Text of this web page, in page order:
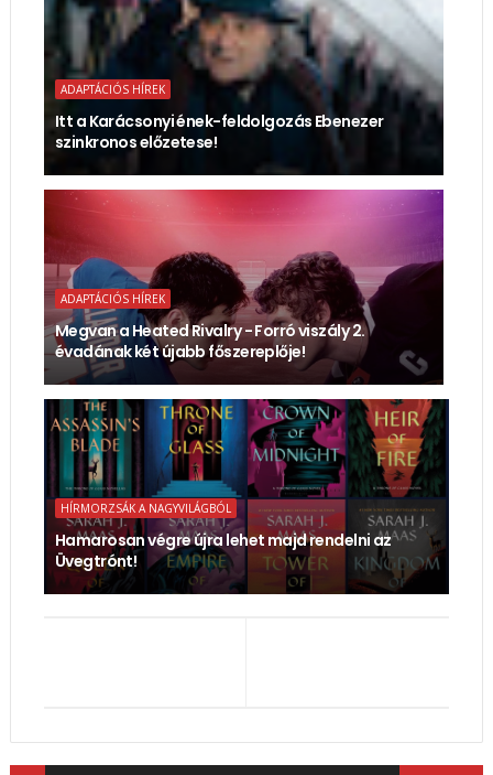
ADAPTÁCIÓS HÍREK
Itt a Karácsonyi ének-feldolgozás Ebenezer
szinkronos előzetese!
ADAPTÁCIÓS HÍREK
Megvan a Heated Rivalry - Forró viszály 2.
évadának két újabb főszereplője!
HÍRMORZSÁK A NAGYVILÁGBÓL
Hamarosan végre újra lehet majd rendelni az
Üvegtrónt!